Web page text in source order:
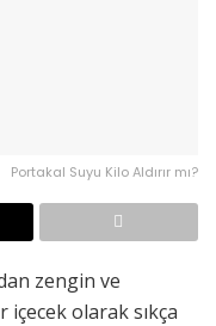
Portakal Suyu Kilo Aldırır mı?
zengin ve
içecek olarak sıkça